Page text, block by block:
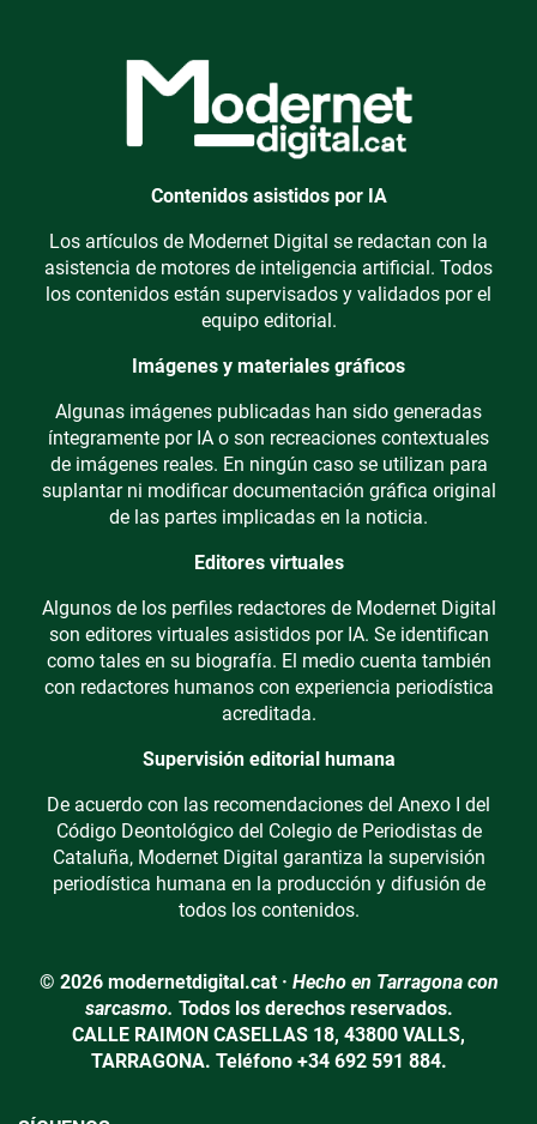
Contenidos asistidos por IA
Los artículos de Modernet Digital se redactan con la
asistencia de motores de inteligencia artificial. Todos
los contenidos están supervisados y validados por el
equipo editorial.
Imágenes y materiales gráficos
Algunas imágenes publicadas han sido generadas
íntegramente por IA o son recreaciones contextuales
de imágenes reales. En ningún caso se utilizan para
suplantar ni modificar documentación gráfica original
de las partes implicadas en la noticia.
Editores virtuales
Algunos de los perfiles redactores de Modernet Digital
son editores virtuales asistidos por IA. Se identifican
como tales en su biografía. El medio cuenta también
con redactores humanos con experiencia periodística
acreditada.
Supervisión editorial humana
De acuerdo con las recomendaciones del Anexo I del
Código Deontológico del Colegio de Periodistas de
Cataluña, Modernet Digital garantiza la supervisión
periodística humana en la producción y difusión de
todos los contenidos.
© 2026 modernetdigital.cat · Hecho en Tarragona con
sarcasmo. Todos los derechos reservados.
CALLE RAIMON CASELLAS 18, 43800 VALLS,
TARRAGONA. Teléfono +34 692 591 884.